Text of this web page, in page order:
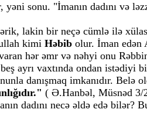
yəni sonu. "İmanın dadını və
lakin bir neçə cümlə ilə
kimi Həbib olur. İman edən
hər əmr və nəhyi onu
ayrı vaxtında ondan istədiyi
danışmaq imkanıdır. Belə
( Ə.Hanbəl, Müsnəd 3/
dadını necə əldə edə bilər?